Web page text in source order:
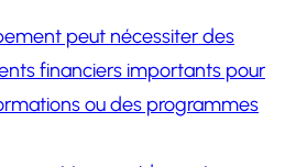
peut nécessiter des
financiers importants pour
ou des programmes